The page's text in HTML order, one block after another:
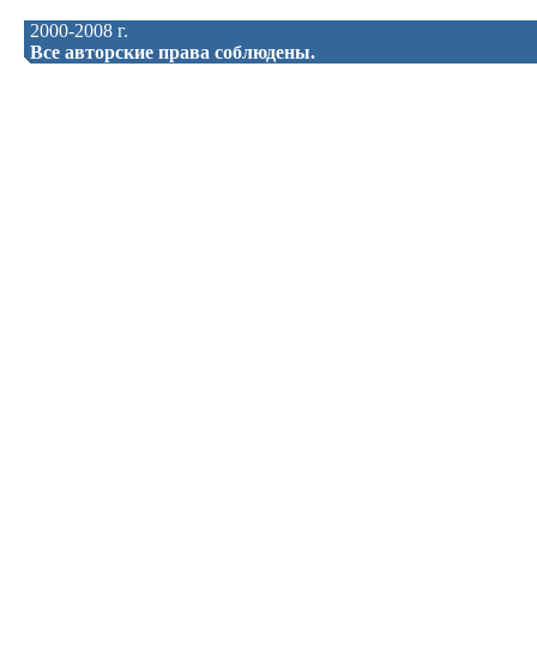
2000-2008 г.
Все авторские права соблюдены.